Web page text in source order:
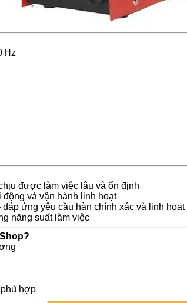
Hz
được làm việc lâu và ổn định
và vận hành linh hoạt
đáp ứng yêu cầu hàn chính xác và linh hoạt
năng suất làm việc
hợp